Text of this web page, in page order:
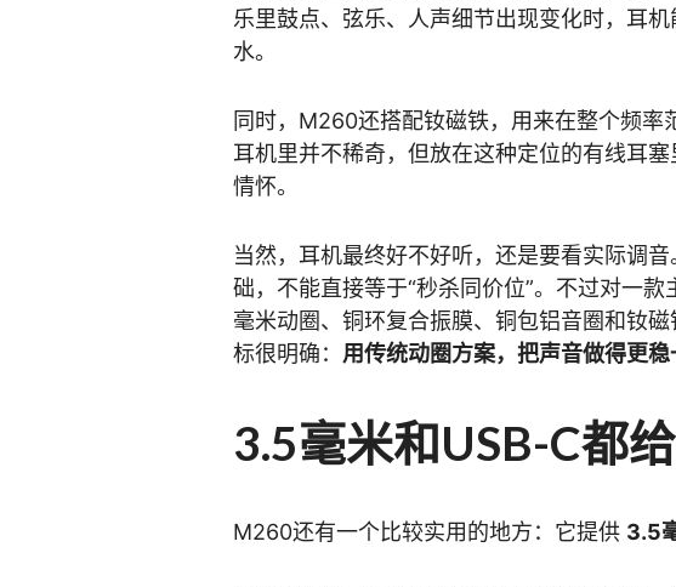
乐里鼓点、弦乐、人声细节出现变化时，耳
水。
同时，M260还搭配钕磁铁，用来在整个频率
耳机里并不稀奇，但放在这种定位的有线耳
情怀。
当然，耳机最终好不好听，还是要看实际调
础，不能直接等于“秒杀同价位”。不过对一
毫米动圈、铜环复合振膜、铜包铝音圈和钕
标很明确： 用传统动圈方案，把声音做得更稳
3.5毫米和USB-C都
M260还有一个比较实用的地方：它提供 3.5